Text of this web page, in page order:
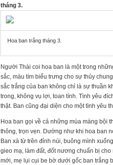
tháng 3.
Hoa ban trắng tháng 3.
Người Thái coi hoa ban là một trong
sắc, màu tím biểu trưng cho sự thủy
sắc trắng của ban không chỉ là sự thuần
trong, không vụ lợi, toan tính. Tình yêu
thật. Ban cũng đại diện cho một tình yêu
Hoa ban gọi về cả những mùa màng bội
thông, trọn vẹn. Dường như khi hoa ban
Ban xà từ trên đỉnh núi, buông mình
gieo mạ, làm đất, đốt nương chuẩn bị
mới, mẹ lụi cụi be bờ dưới gốc ban trắng